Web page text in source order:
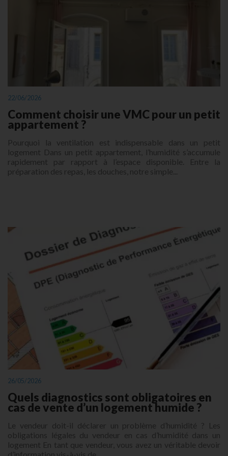
22/06/2026
Comment choisir une VMC pour un petit
appartement ?
Pourquoi la ventilation est indispensable dans un petit
logement Dans un petit appartement, l’humidité s’accumule
rapidement par rapport à l’espace disponible. Entre la
préparation des repas, les douches, notre simple...
26/05/2026
Quels diagnostics sont obligatoires en
cas de vente d’un logement humide ?
Le vendeur doit-il déclarer un problème d’humidité ? Les
obligations légales du vendeur en cas d’humidité dans un
logement En tant que vendeur, vous avez un véritable devoir